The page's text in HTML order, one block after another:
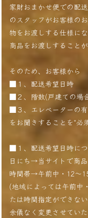
家財おまかせ便での配
のスタッフがお客様の
物をお渡しする仕様に
商品をお渡しすることが
そのため、お客様から
■１、配送希望日時
■２、階数(戸建ての場
■３、エレベーターの
をお聞きすることを"必
■１、配送希望日時に
日にち→当サイトで商
時間帯→午前中・12〜
(地域によっては午前中
たは時間指定ができな
余儀なく変更させてい